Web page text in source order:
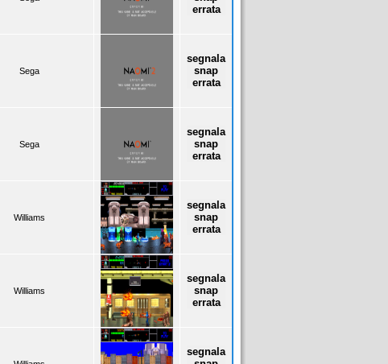
errata
Sega
segnala
snap
errata
Sega
segnala
snap
errata
Williams
segnala
snap
errata
Williams
segnala
snap
errata
segnala